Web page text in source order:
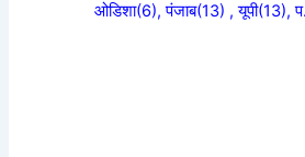
ओडिशा(6), पंजाब(13) , यूपी(13),